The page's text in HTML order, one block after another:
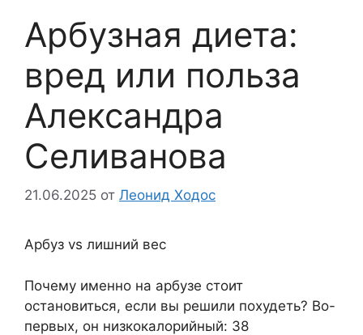
Арбузная диета:
вред или польза
Александра
Селиванова
21.06.2025 от Леонид Ходос
Арбуз vs лишний вес
Почему именно на арбузе стоит
остановиться, если вы решили похудеть? Во-
первых, он низкокалорийный: 38